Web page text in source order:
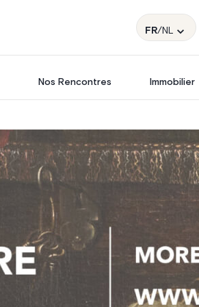
FR/NL
Nos Rencontres Immobilier